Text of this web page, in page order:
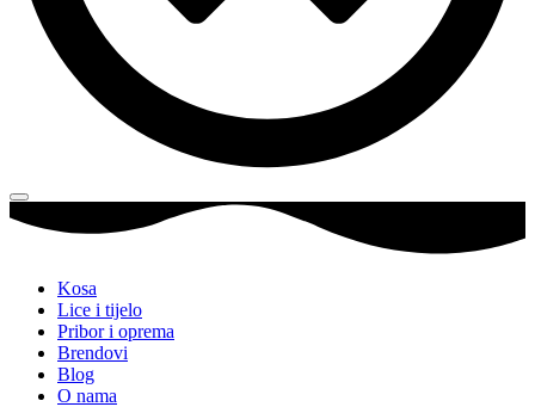
Kosa
Lice i tijelo
Pribor i oprema
Brendovi
Blog
O nama